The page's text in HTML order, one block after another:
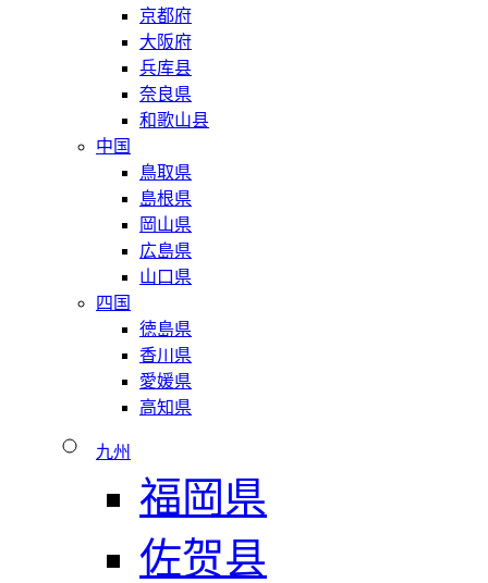
京都府
大阪府
兵库县
奈良県
和歌山县
中国
鳥取県
島根県
岡山県
広島県
山口県
四国
徳島県
香川県
愛媛県
高知県
九州
福岡県
佐贺县